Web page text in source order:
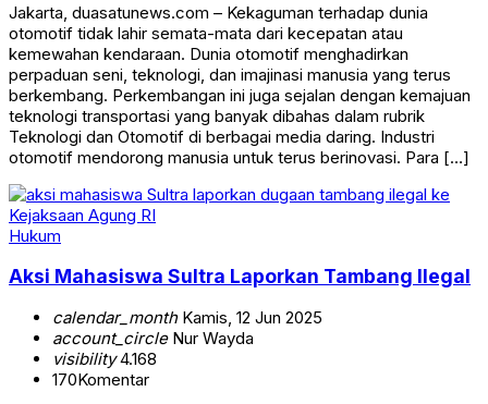
Jakarta, duasatunews.com – Kekaguman terhadap dunia
otomotif tidak lahir semata-mata dari kecepatan atau
kemewahan kendaraan. Dunia otomotif menghadirkan
perpaduan seni, teknologi, dan imajinasi manusia yang terus
berkembang. Perkembangan ini juga sejalan dengan kemajuan
teknologi transportasi yang banyak dibahas dalam rubrik
Teknologi dan Otomotif di berbagai media daring. Industri
otomotif mendorong manusia untuk terus berinovasi. Para […]
Hukum
Aksi Mahasiswa Sultra Laporkan Tambang Ilegal
calendar_monthKamis, 12 Jun 2025
account_circleNur Wayda
visibility4.168
170Komentar